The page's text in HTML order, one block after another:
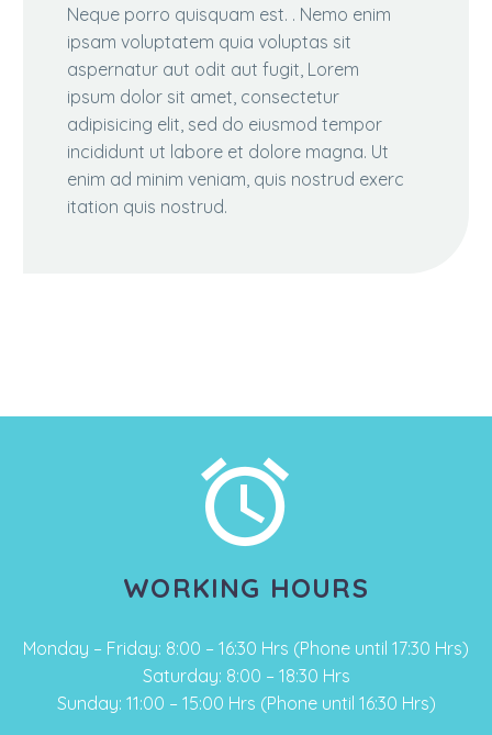
Neque porro quisquam est. . Nemo enim
ipsam voluptatem quia voluptas sit
aspernatur aut odit aut fugit, Lorem
ipsum dolor sit amet, consectetur
adipisicing elit, sed do eiusmod tempor
incididunt ut labore et dolore magna. Ut
enim ad minim veniam, quis nostrud exerc
itation quis nostrud.


WORKING HOURS
Monday – Friday: 8:00 – 16:30 Hrs (Phone until 17:30 Hrs)
Saturday: 8:00 – 18:30 Hrs
Sunday: 11:00 – 15:00 Hrs (Phone until 16:30 Hrs)